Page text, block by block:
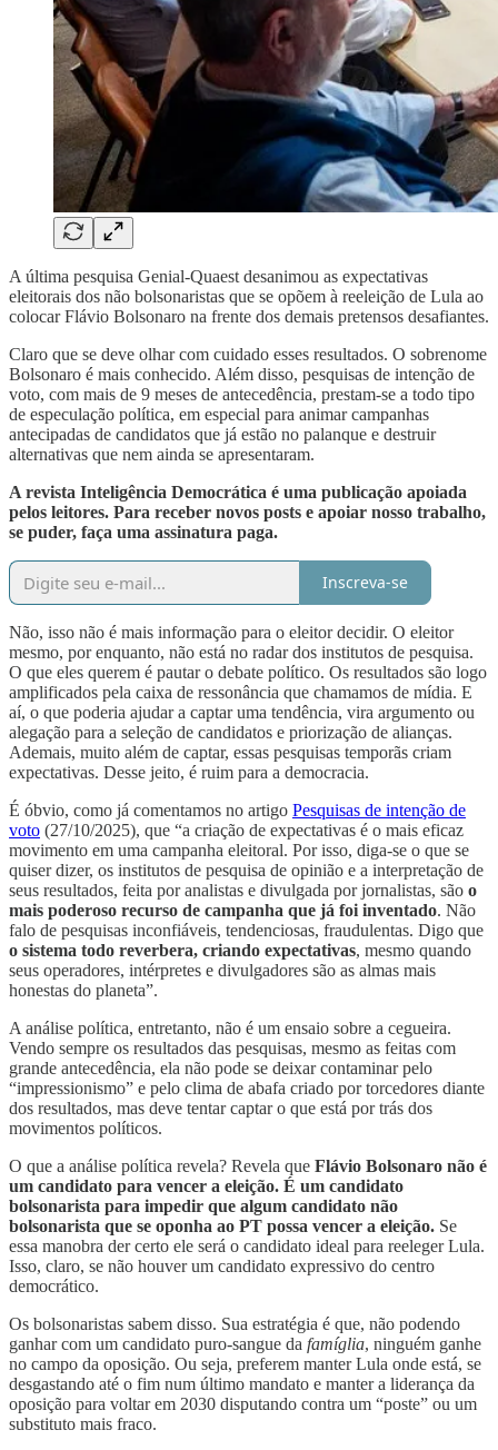
A última pesquisa Genial-Quaest desanimou as expectativas
eleitorais dos não bolsonaristas que se opõem à reeleição de Lula ao
colocar Flávio Bolsonaro na frente dos demais pretensos desafiantes.
Claro que se deve olhar com cuidado esses resultados. O sobrenome
Bolsonaro é mais conhecido. Além disso, pesquisas de intenção de
voto, com mais de 9 meses de antecedência, prestam-se a todo tipo
de especulação política, em especial para animar campanhas
antecipadas de candidatos que já estão no palanque e destruir
alternativas que nem ainda se apresentaram.
A revista Inteligência Democrática é uma publicação apoiada
pelos leitores. Para receber novos posts e apoiar nosso trabalho,
se puder, faça uma assinatura paga.
Inscreva-se
Não, isso não é mais informação para o eleitor decidir. O eleitor
mesmo, por enquanto, não está no radar dos institutos de pesquisa.
O que eles querem é pautar o debate político. Os resultados são logo
amplificados pela caixa de ressonância que chamamos de mídia. E
aí, o que poderia ajudar a captar uma tendência, vira argumento ou
alegação para a seleção de candidatos e priorização de alianças.
Ademais, muito além de captar, essas pesquisas temporãs criam
expectativas. Desse jeito, é ruim para a democracia.
É óbvio, como já comentamos no artigo Pesquisas de intenção de
voto (27/10/2025), que “a criação de expectativas é o mais eficaz
movimento em uma campanha eleitoral. Por isso, diga-se o que se
quiser dizer, os institutos de pesquisa de opinião e a interpretação de
seus resultados, feita por analistas e divulgada por jornalistas, são o
mais poderoso recurso de campanha que já foi inventado. Não
falo de pesquisas inconfiáveis, tendenciosas, fraudulentas. Digo que
o sistema todo reverbera, criando expectativas, mesmo quando
seus operadores, intérpretes e divulgadores são as almas mais
honestas do planeta”.
A análise política, entretanto, não é um ensaio sobre a cegueira.
Vendo sempre os resultados das pesquisas, mesmo as feitas com
grande antecedência, ela não pode se deixar contaminar pelo
“impressionismo” e pelo clima de abafa criado por torcedores diante
dos resultados, mas deve tentar captar o que está por trás dos
movimentos políticos.
O que a análise política revela? Revela que Flávio Bolsonaro não é
um candidato para vencer a eleição. É um candidato
bolsonarista para impedir que algum candidato não
bolsonarista que se oponha ao PT possa vencer a eleição. Se
essa manobra der certo ele será o candidato ideal para reeleger Lula.
Isso, claro, se não houver um candidato expressivo do centro
democrático.
Os bolsonaristas sabem disso. Sua estratégia é que, não podendo
ganhar com um candidato puro-sangue da famíglia, ninguém ganhe
no campo da oposição. Ou seja, preferem manter Lula onde está, se
desgastando até o fim num último mandato e manter a liderança da
oposição para voltar em 2030 disputando contra um “poste” ou um
substituto mais fraco.